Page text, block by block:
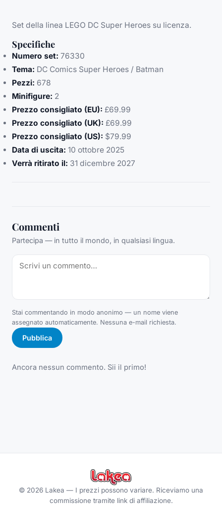
Set della linea LEGO DC Super Heroes su licenza.
Specifiche
Numero set: 76330
Tema: DC Comics Super Heroes / Batman
Pezzi: 678
Minifigure: 2
Prezzo consigliato (EU): £69.99
Prezzo consigliato (UK): £69.99
Prezzo consigliato (US): $79.99
Data di uscita: 10 ottobre 2025
Verrà ritirato il: 31 dicembre 2027
Commenti
Partecipa — in tutto il mondo, in qualsiasi lingua.
Stai commentando in modo anonimo — un nome viene
assegnato automaticamente. Nessuna e-mail richiesta.
Pubblica
Ancora nessun commento. Sii il primo!
© 2026 Lakea — I prezzi possono variare. Riceviamo una
commissione tramite link di affiliazione.